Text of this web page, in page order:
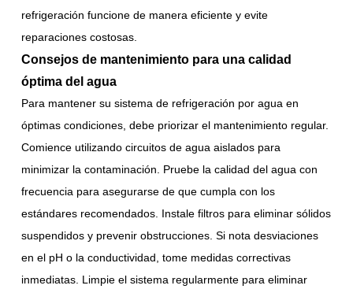
refrigeración funcione de manera eficiente y evite
reparaciones costosas.
Consejos de mantenimiento para una calidad
óptima del agua
Para mantener su sistema de refrigeración por agua en
óptimas condiciones, debe priorizar el mantenimiento regular.
Comience utilizando circuitos de agua aislados para
minimizar la contaminación. Pruebe la calidad del agua con
frecuencia para asegurarse de que cumpla con los
estándares recomendados. Instale filtros para eliminar sólidos
suspendidos y prevenir obstrucciones. Si nota desviaciones
en el pH o la conductividad, tome medidas correctivas
inmediatas. Limpie el sistema regularmente para eliminar